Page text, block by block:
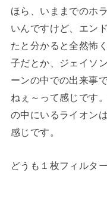
ほら、いままでのホ
いんですけど、エン
たと分かると全然怖
子だとか、ジェイソ
ーンの中での出来事
ねぇ～って感じです
の中にいるライオン
感じです。
どうも１枚フィルタ